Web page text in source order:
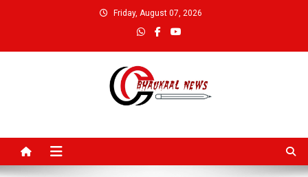
Friday, August 07, 2026